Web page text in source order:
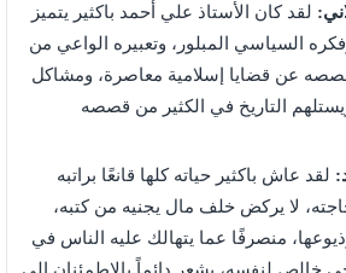
لقد كان الأستاذ علي أحمد باكثير يتميز
السياسي المبلور، وتعبيره الواعي من
عن قضايا إسلامية معاصرة، ومشاكل
التاريخ في الكثير من قصصه
لقد عاش باكثير حياته كلها قانعًا براتبه
لا يركض خلف مال يجنيه من كتبه،
منصرفًا عما يتهالك عليه الناس في